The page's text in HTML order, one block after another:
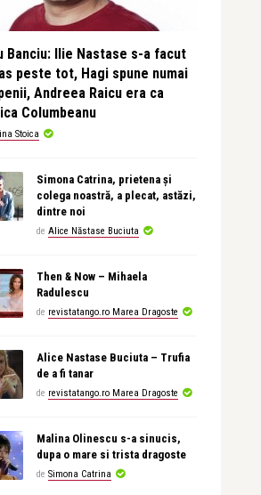
Banciu: Ilie Nastase s-a facut
peste tot, Hagi spune numai
Andreea Raicu era ca
Columbeanu
Stoica
Simona Catrina, prietena și
colega noastră, a plecat, astăzi,
dintre noi
de Alice Năstase Buciuta
Then & Now – Mihaela
Radulescu
de revistatango.ro Marea Dragoste
Alice Nastase Buciuta – Trufia
de a fi tanar
de revistatango.ro Marea Dragoste
Malina Olinescu s-a sinucis,
dupa o mare si trista dragoste
de Simona Catrina